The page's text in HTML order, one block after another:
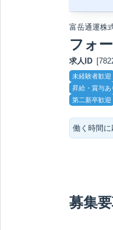
富岳通運株
フォ
求人ID
こ
だ
わ
り
未経験者歓迎
昇給・賞与あ
第二新卒歓迎
働く時間
募集